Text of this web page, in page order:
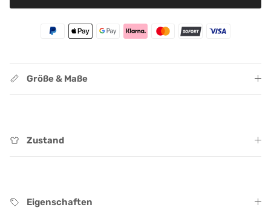
Größe & Maße
Zustand
Eigenschaften